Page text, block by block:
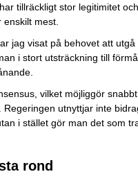
tillräckligt stor legitimitet
mest.
jag visat på behovet att
i stort utsträckning till
vilket möjliggör
Regeringen utnyttjar inte
i stället gör man det som
rond